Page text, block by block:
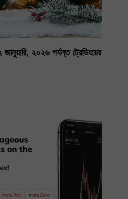
২০২৬ পর্যন্ত ট্রেডিংয়ের